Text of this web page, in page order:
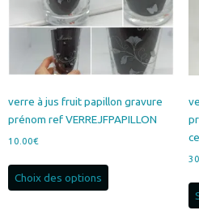
choisies
sur
la
page
produit
verre à jus fruit papillon gravure
prénom ref VERREJFPAPILLON
10.00€
Choix des options